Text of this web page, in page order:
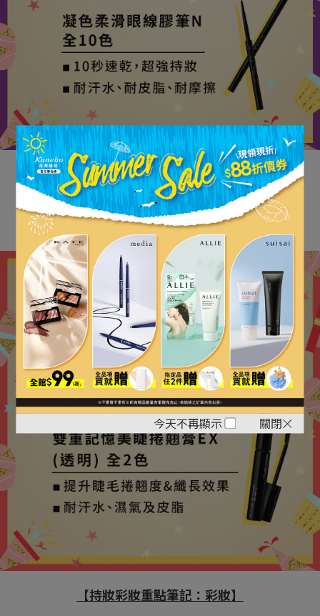
立即購買
今天不再顯示 關閉
【持妝彩妝重點筆記：彩妝】
KATE雙用立體眉彩筆N
KATE凝色柔滑眼線膠筆N
【持妝彩妝重點筆記：彩妝】